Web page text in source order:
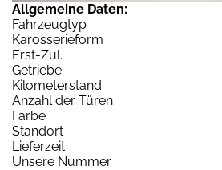
Allgemeine Daten:
Fahrzeugtyp
Karosserieform
Erst-Zul.
Getriebe
Kilometerstand
Anzahl der Türen
Farbe
Standort
Lieferzeit
Unsere Nummer